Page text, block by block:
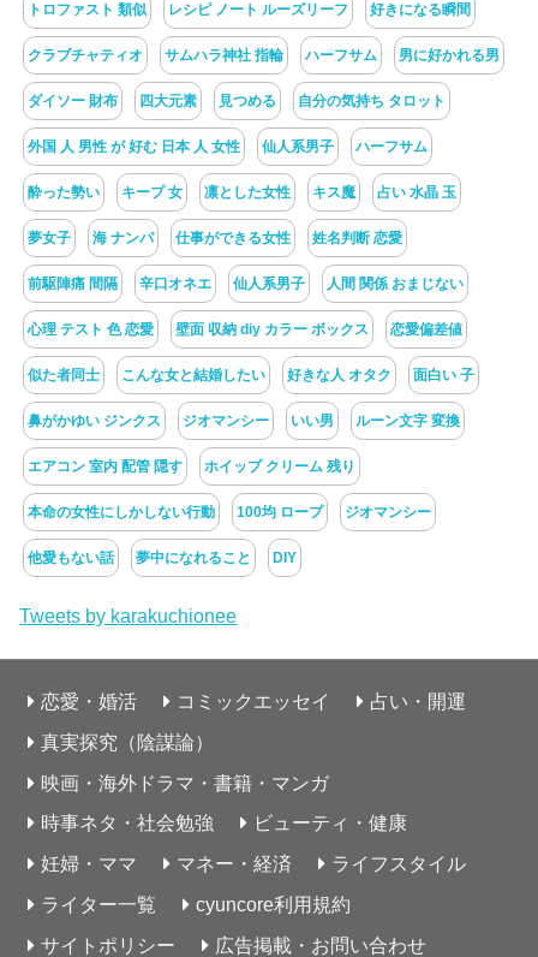
トロファスト 類似 レシピ ノート ルーズリーフ 好きになる瞬間
クラブチャティオ サムハラ神社 指輪 ハーフサム 男に好かれる男
ダイソー 財布 四大元素 見つめる 自分の気持ち タロット
外国 人 男性 が 好む 日本 人 女性 仙人系男子 ハーフサム
酔った勢い キープ 女 凛とした女性 キス魔 占い 水晶 玉
夢女子 海 ナンパ 仕事ができる女性 姓名判断 恋愛
前駆陣痛 間隔 辛口オネエ 仙人系男子 人間 関係 おまじない
心理 テスト 色 恋愛 壁面 収納 diy カラー ボックス 恋愛偏差値
似た者同士 こんな女と結婚したい 好きな人 オタク 面白い 子
鼻がかゆい ジンクス ジオマンシー いい男 ルーン文字 変換
エアコン 室内 配管 隠す ホイップ クリーム 残り
本命の女性にしかしない行動 100均 ロープ ジオマンシー
他愛もない話 夢中になれること DIY
Tweets by karakuchionee
恋愛・婚活 コミックエッセイ
占い・開運
真実探究（陰謀論）
映画・海外ドラマ・書籍・マンガ
時事ネタ・社会勉強
ビューティ・健康
妊婦・ママ
マネー・経済
ライフスタイル
ライター一覧
cyuncore利用規約
サイトポリシー
広告掲載・お問い合わせ